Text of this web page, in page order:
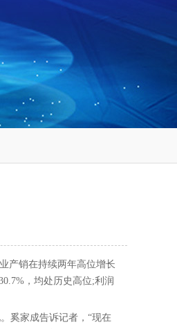
产销在持续两年高位增长
，均处历史高位;利润
奚家成告诉记者，“现在